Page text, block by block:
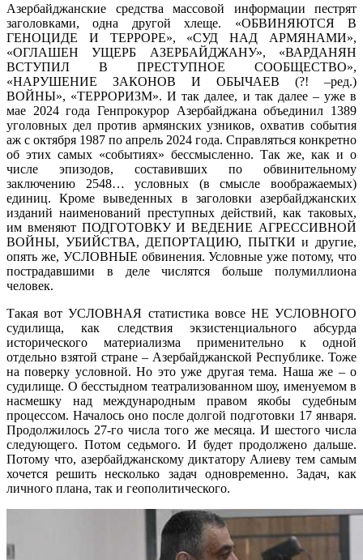
Азербайджанские средства массовой информации пестрят
заголовками, одна другой хлеще. «ОБВИНЯЮТСЯ В
ГЕНОЦИДЕ И ТЕРРОРЕ», «СУД НАД АРМЯНАМИ»,
«ОГЛАШЕН УЩЕРБ АЗЕРБАЙДЖАНУ», «ВАРДАНЯН
ВСТУПИЛ В ПРЕСТУПНОЕ СООБЩЕСТВО»,
«НАРУШЕНИЕ ЗАКОНОВ И ОБЫЧАЕВ (?! –ред.)
ВОЙНЫ», «ТЕРРОРИЗМ». И так далее, и так далее – уже в
мае 2024 года Генпрокурор Азербайджана объединил 1389
уголовных дел против армянских узников, охватив события
аж с октября 1987 по апрель 2024 года. Справляться конкретно
об этих самых «событиях» бессмысленно. Так же, как и о
числе эпизодов, составивших по обвинительному
заключению 2548… условных (в смысле воображаемых)
единиц. Кроме выведенных в заголовки азербайджанских
изданий наименований преступных действий, как таковых,
им вменяют ПОДГОТОВКУ И ВЕДЕНИЕ АГРЕССИВНОЙ
ВОЙНЫ, УБИЙСТВА, ДЕПОРТАЦИЮ, ПЫТКИ и другие,
опять же, УСЛОВНЫЕ обвинения. Условные уже потому, что
пострадавшими в деле числятся больше полумиллиона
человек.
Такая вот УСЛОВНАЯ статистика вовсе НЕ УСЛОВНОГО
судилища, как следствия экзистенциального абсурда
исторического материализма применительно к одной
отдельно взятой стране – Азербайджанской Республике. Тоже
на поверку условной. Но это уже другая тема. Наша же – о
судилище. О бесстыдном театрализованном шоу, именуемом в
насмешку над международным правом якобы судебным
процессом. Началось оно после долгой подготовки 17 января.
Продолжилось 27-го числа того же месяца. И шестого числа
следующего. Потом седьмого. И будет продолжено дальше.
Потому что, азербайджанскому диктатору Алиеву тем самым
хочется решить несколько задач одновременно. Задач, как
личного плана, так и геополитического.